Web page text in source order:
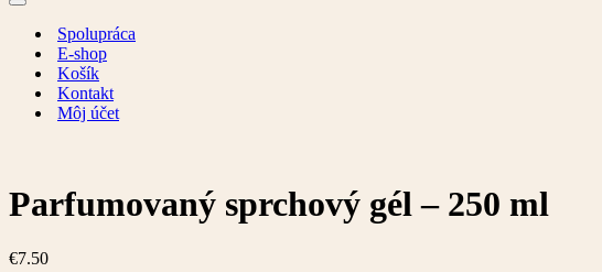
Menu
navigácieSpolupráca
E-shop
Košík
Kontakt
Môj účet
Parfumovaný sprchový gél – 250 ml
€7.50